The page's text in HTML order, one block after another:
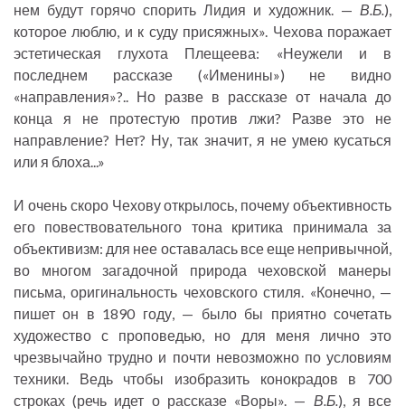
нем будут горячо спорить Лидия и художник. — В.Б.),
которое люблю, и к суду присяжных». Чехова поражает
эстетическая глухота Плещеева: «Неужели и в
последнем рассказе («Именины») не видно
«направления»?.. Но разве в рассказе от начала до
конца я не протестую против лжи? Разве это не
направление? Нет? Ну, так значит, я не умею кусаться
или я блоха...»
И очень скоро Чехову открылось, почему объективность
его повествовательного тона критика принимала за
объективизм: для нее оставалась все еще непривычной,
во многом загадочной природа чеховской манеры
письма, оригинальность чеховского стиля. «Конечно, —
пишет он в 1890 году, — было бы приятно сочетать
художество с проповедью, но для меня лично это
чрезвычайно трудно и почти невозможно по условиям
техники. Ведь чтобы изобразить конокрадов в 700
строках (речь идет о рассказе «Воры». — В.Б.), я все